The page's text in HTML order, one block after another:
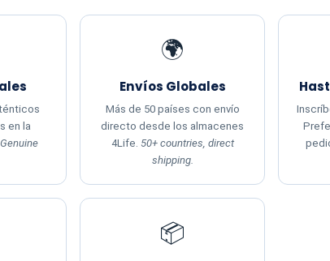
en la
Genuine
🌍
Envíos Globales
Más de 50 países con envío
directo desde los almacenes
4Life. 50+ countries, direct
shipping.
📦